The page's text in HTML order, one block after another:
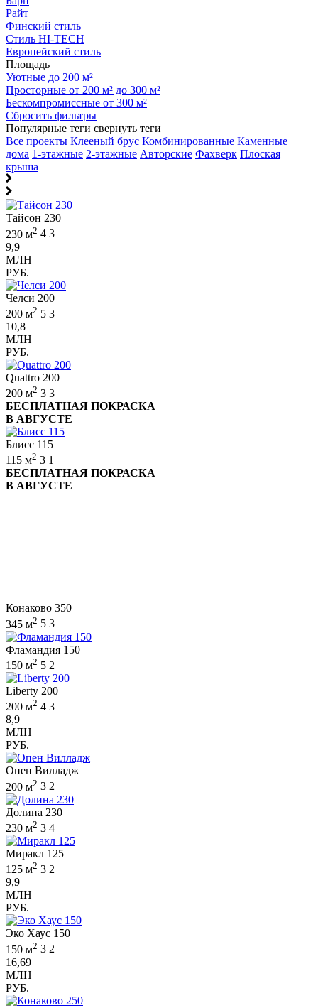
Райт
Финский стиль
Стиль HI-TECH
Европейский стиль
Площадь
Уютные до 200 м²
Просторные от 200 м² до 300 м²
Бескомпромиссные от 300 м²
Сбросить фильтры
Популярные теги свернуть теги
Все проекты Клееный брус Комбинированные Каменные
дома 1-этажные 2-этажные Авторские Фахверк Плоская
крыша
Тайсон 230
230 м2 4 3
9,9
МЛН
РУБ.
Челси 200
200 м2 5 3
10,8
МЛН
РУБ.
Quattro 200
200 м2 3 3
БЕСПЛАТНАЯ ПОКРАСКА
В АВГУСТЕ
Блисс 115
115 м2 3 1
БЕСПЛАТНАЯ ПОКРАСКА
В АВГУСТЕ
Конаково 350
345 м2 5 3
Фламандия 150
150 м2 5 2
Liberty 200
200 м2 4 3
8,9
МЛН
РУБ.
Опен Вилладж
200 м2 3 2
Долина 230
230 м2 3 4
Миракл 125
125 м2 3 2
9,9
МЛН
РУБ.
Эко Хаус 150
150 м2 3 2
16,69
МЛН
РУБ.